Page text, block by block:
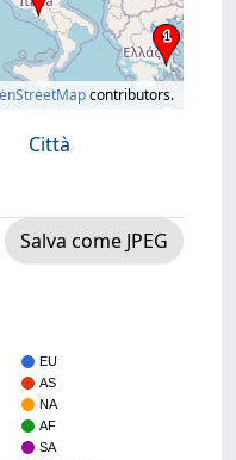
contributors.
Città
Salva come JPEG
EU
AS
NA
AF
SA